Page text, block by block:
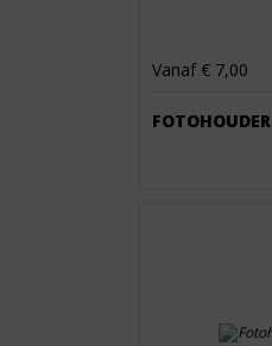
Vanaf € 7,00
FOTOHOUDER